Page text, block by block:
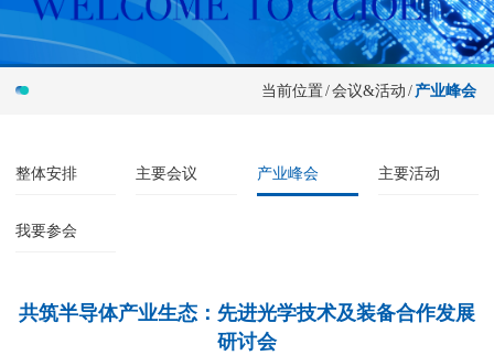
当前位置/会议&活动 /产业峰会
整体安排 主要会议 产业峰会 主要活动
我要参会
共筑半导体产业生态：先进光学技术及装备合作发展
研讨会